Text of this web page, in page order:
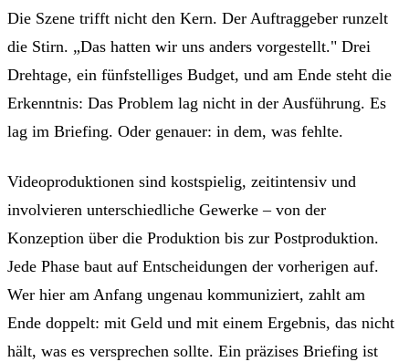
Die Szene trifft nicht den Kern. Der Auftraggeber runzelt
die Stirn. „Das hatten wir uns anders vorgestellt." Drei
Drehtage, ein fünfstelliges Budget, und am Ende steht die
Erkenntnis: Das Problem lag nicht in der Ausführung. Es
lag im Briefing. Oder genauer: in dem, was fehlte.
Videoproduktionen sind kostspielig, zeitintensiv und
involvieren unterschiedliche Gewerke – von der
Konzeption über die Produktion bis zur Postproduktion.
Jede Phase baut auf Entscheidungen der vorherigen auf.
Wer hier am Anfang ungenau kommuniziert, zahlt am
Ende doppelt: mit Geld und mit einem Ergebnis, das nicht
hält, was es versprechen sollte. Ein präzises Briefing ist